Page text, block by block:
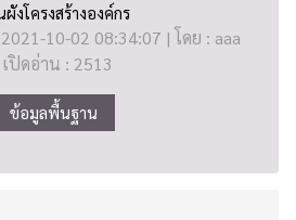
งโครงสร้างองค์กร
10-02 08:34:07 | โดย : aaa
เปิดอ่าน : 2513
ข้อมูลพื้นฐาน